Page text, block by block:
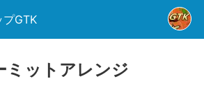
プGTK
ミットアレンジ